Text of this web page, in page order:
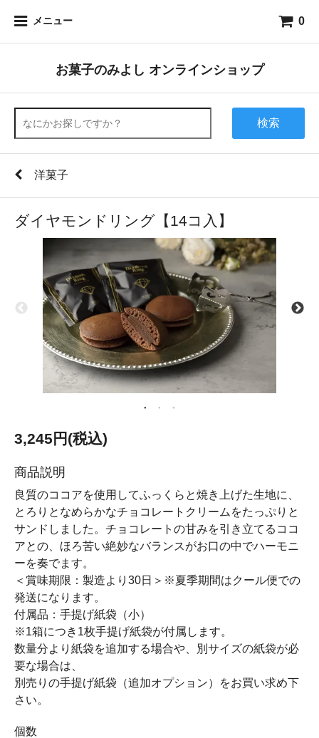
メニュー 0
お菓子のみよし オンラインショップ
検索
洋菓子
ダイヤモンドリング【14コ入】
3,245円(税込)
商品説明
良質のココアを使用してふっくらと焼き上げた生地に、
とろりとなめらかなチョコレートクリームをたっぷりと
サンドしました。チョコレートの甘みを引き立てるココ
アとの、ほろ苦い絶妙なバランスがお口の中でハーモニ
ーを奏でます。
＜賞味期限：製造より30日＞※夏季期間はクール便での
発送になります。
付属品：手提げ紙袋（小）
※1箱につき1枚手提げ紙袋が付属します。
数量分より紙袋を追加する場合や、別サイズの紙袋が必
要な場合は、
別売りの手提げ紙袋（追加オプション）をお買い求め下
さい。
個数